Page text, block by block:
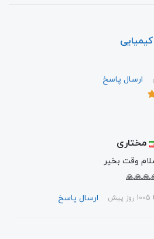
ارسال پاسخ
مختاری
وقت بخیر
ارسال پاسخ